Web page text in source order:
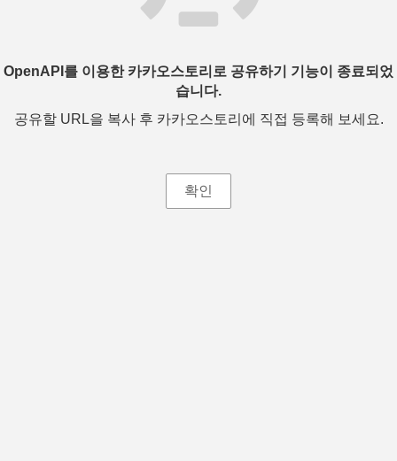
OpenAPI를 이용한 카카오스토리로 공유하기 기능이 종료되었
습니다.
공유할 URL을 복사 후 카카오스토리에 직접 등록해 보세요.
확인